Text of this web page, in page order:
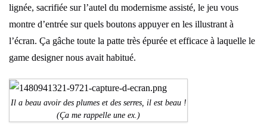
lignée, sacrifiée sur l’autel du modernisme assisté, le jeu vous
montre d’entrée sur quels boutons appuyer en les illustrant à
l’écran. Ça gâche toute la patte très épurée et efficace à laquelle le
game designer nous avait habitué.
Il a beau avoir des plumes et des serres, il est beau !
(Ça me rappelle une ex.)